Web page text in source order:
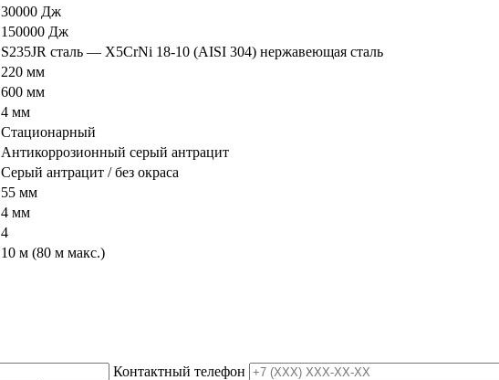
30000 Дж
150000 Дж
S235JR сталь — X5CrNi 18-10 (AISI 304) нержавеющая сталь
220 мм
600 мм
4 мм
Стационарный
Антикоррозионный серый антрацит
Серый антрацит / без окраса
55 мм
4 мм
4
10 м (80 м макс.)
Контактный телефон